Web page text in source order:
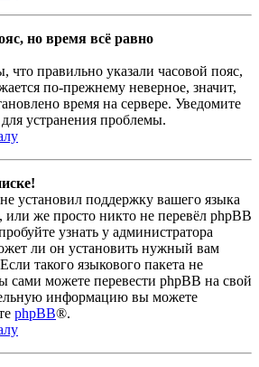
но время всё равно
что правильно указали часовой пояс,
по-прежнему неверное, значит,
время на сервере. Уведомите
устранения проблемы.
установил поддержку вашего языка
или же просто никто не перевёл phpBB
узнать у администратора
ли он установить нужный вам
такого языкового пакета не
сами можете перевести phpBB на свой
информацию вы можете
phpBB®.